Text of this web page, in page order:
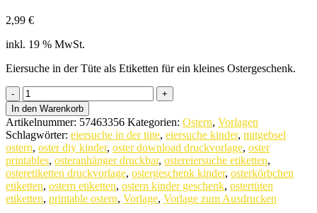
2,99 €
inkl. 19 % MwSt.
Eiersuche in der Tüte als Etiketten für ein kleines Ostergeschenk.
Eiersuche
in
der
Tüte
Etiketten
|
Vorlage
zum
Ausdrucken
quantity
In den Warenkorb
Artikelnummer: 57463356 Kategorien: Ostern, Vorlagen
Schlagwörter: eiersuche in der tüte, eiersuche kinder, mitgebsel
ostern, oster diy kinder, oster download druckvorlage, oster
printables, osteranhänger druckbar, ostereiersuche etiketten,
osteretiketten druckvorlage, ostergeschenk kinder, osterkörbchen
etiketten, ostern etiketten, ostern kinder geschenk, ostertüten
etiketten, printable ostern, Vorlage, Vorlage zum Ausdrucken